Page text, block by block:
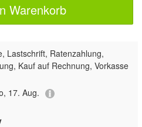
Warenkorb
Lastschrift, Ratenzahlung,
Kauf auf Rechnung, Vorkasse
17. Aug.